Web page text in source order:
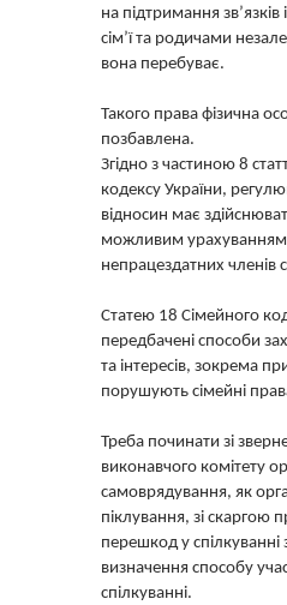
на підтримання зв’язків
сім’ї та родичами
вона перебуває.
Такого права фізична
позбавлена.
Згідно з частиною 8
кодексу України,
відносин має
можливим урахуванням
непрацездатних членів
Статею 18 Сімейного
передбачені способи
та інтересів, зокрема
порушують сімейні
Треба починати зі
виконавчого комітету
самоврядування, як
піклування, зі скаргою
перешкод у спілкуванні
визначення способу
спілкуванні.